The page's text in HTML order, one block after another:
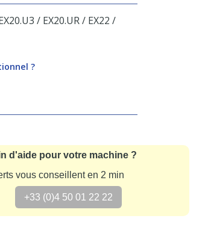
/ EX20.UR / EX22 /
?
d'aide pour votre machine ?
vous conseillent en 2 min
+33 (0)4 50 01 22 22